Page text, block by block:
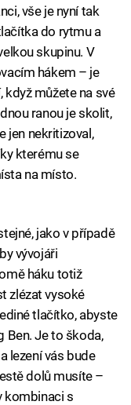
vše je nyní tak
do rytmu a
skupinu. V
hákem – je
můžete na své
ranou je skolit,
jen nekritizoval,
kterému se
na místo.
jako v případě
vývojáři
háku totiž
zlézat vysoké
tlačítko, abyste
Ben. Je to škoda,
lezení vás bude
dolů musíte –
kombinaci s